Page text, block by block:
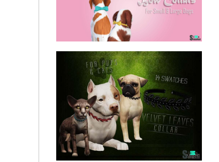
Ошейник "Simple Cat Collars" для Симс 4
Ошейник "Bow Collars" для Симс 4